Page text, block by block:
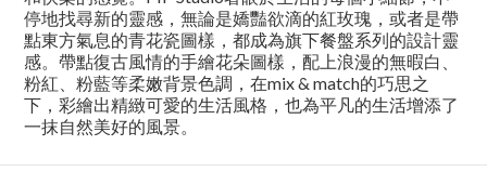
停地找尋新的靈感，無論是嬌豔欲滴的紅玫瑰，或者是帶
點東方氣息的青花瓷圖樣，都成為旗下餐盤系列的設計靈
感。帶點復古風情的手繪花朵圖樣，配上浪漫的無暇白、
粉紅、粉藍等柔嫩背景色調，在mix & match的巧思之
下，彩繪出精緻可愛的生活風格，也為平凡的生活增添了
一抹自然美好的風景。